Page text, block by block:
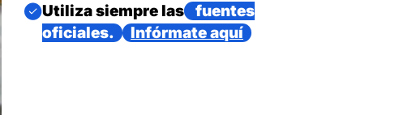
Imagen
Utiliza siempre las
fuentes
oficiales.
Infórmate aquí